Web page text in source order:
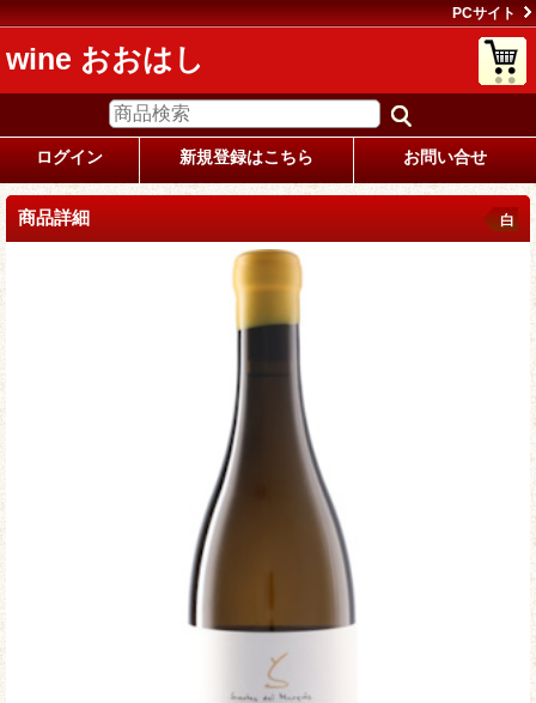
PCサイト
wine おおはし
ログイン 新規登録はこちら お問い合せ
商品詳細 白